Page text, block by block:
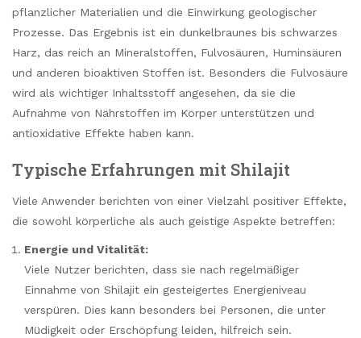
pflanzlicher Materialien und die Einwirkung geologischer
Prozesse. Das Ergebnis ist ein dunkelbraunes bis schwarzes
Harz, das reich an Mineralstoffen, Fulvosäuren, Huminsäuren
und anderen bioaktiven Stoffen ist. Besonders die Fulvosäure
wird als wichtiger Inhaltsstoff angesehen, da sie die
Aufnahme von Nährstoffen im Körper unterstützen und
antioxidative Effekte haben kann.
Typische Erfahrungen mit Shilajit
Viele Anwender berichten von einer Vielzahl positiver Effekte,
die sowohl körperliche als auch geistige Aspekte betreffen:
Energie und Vitalität:
Viele Nutzer berichten, dass sie nach regelmäßiger
Einnahme von Shilajit ein gesteigertes Energieniveau
verspüren. Dies kann besonders bei Personen, die unter
Müdigkeit oder Erschöpfung leiden, hilfreich sein.